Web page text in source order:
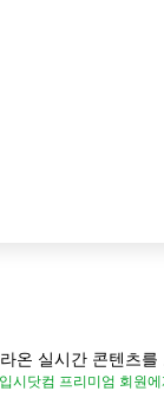
온 실시간 콘텐츠
시닷컴 프리미엄 회원